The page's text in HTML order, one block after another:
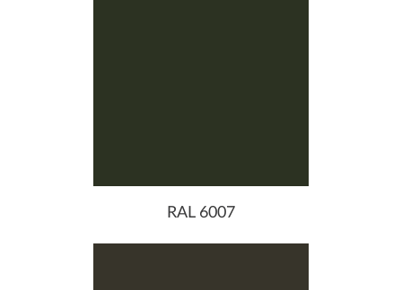
RAL 6007